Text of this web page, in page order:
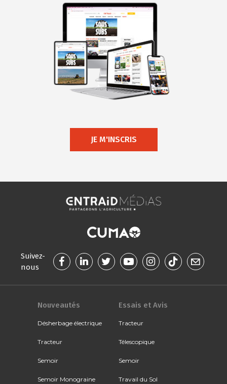
JE M'INSCRIS
Suivez-
nous
Nouveautés
Désherbage électrique
Tracteur
Semoir
Semoir Monograine
Essais et Avis
Tracteur
Télescopique
Semoir
Travail du Sol